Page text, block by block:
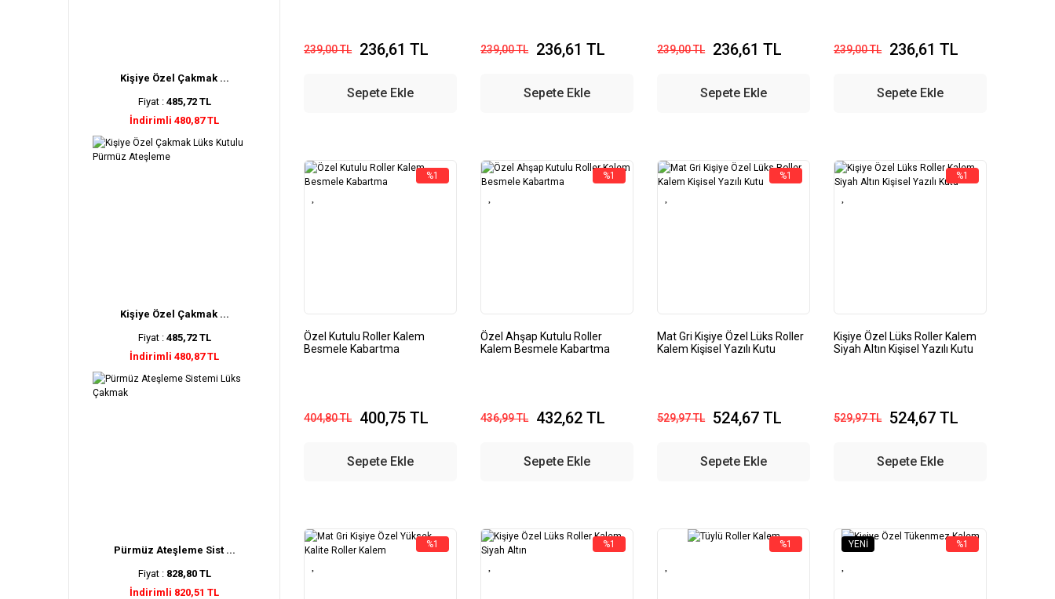
Kişiye Özel Çakmak ...
Fiyat : 485,72 TL
İndirimli 480,87 TL
Kişiye Özel Çakmak ...
Fiyat : 485,72 TL
İndirimli 480,87 TL
Pürmüz Ateşleme Sist ...
Fiyat : 828,80 TL
İndirimli 820,51 TL
239,00 TL 236,61 TL
Sepete Ekle
239,00 TL 236,61 TL
Sepete Ekle
239,00 TL 236,61 TL
Sepete Ekle
239,00 TL 236,61 TL
Sepete Ekle
%1
Özel Kutulu Roller Kalem
Besmele Kabartma
404,80 TL 400,75 TL
Sepete Ekle
%1
Özel Ahşap Kutulu Roller
Kalem Besmele Kabartma
436,99 TL 432,62 TL
Sepete Ekle
%1
Mat Gri Kişiye Özel Lüks Roller
Kalem Kişisel Yazılı Kutu
529,97 TL 524,67 TL
Sepete Ekle
%1
Kişiye Özel Lüks Roller Kalem
Siyah Altın Kişisel Yazılı Kutu
529,97 TL 524,67 TL
Sepete Ekle
%1 %1 %1 %1
YENI